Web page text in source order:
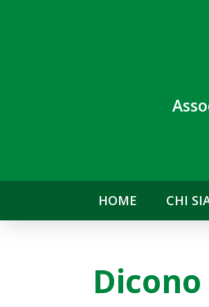
HOME CHI